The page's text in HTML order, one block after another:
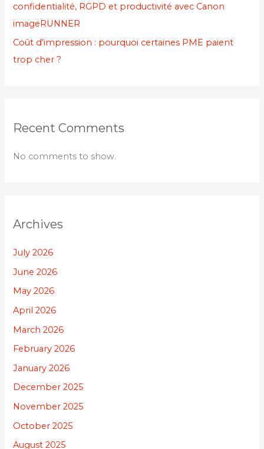
confidentialité, RGPD et productivité avec Canon
imageRUNNER
Coût d’impression : pourquoi certaines PME paient
trop cher ?
Recent Comments
No comments to show.
Archives
July 2026
June 2026
May 2026
April 2026
March 2026
February 2026
January 2026
December 2025
November 2025
October 2025
August 2025